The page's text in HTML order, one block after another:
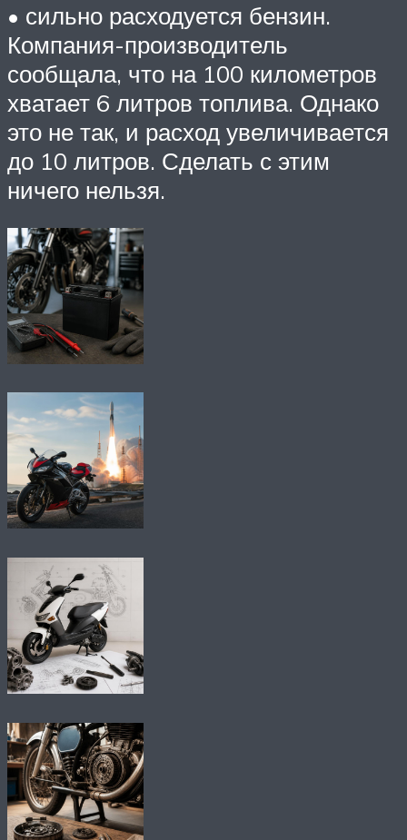
• сильно расходуется бензин.
Компания-производитель
сообщала, что на 100 километров
хватает 6 литров топлива. Однако
это не так, и расход увеличивается
до 10 литров. Сделать с этим
ничего нельзя.